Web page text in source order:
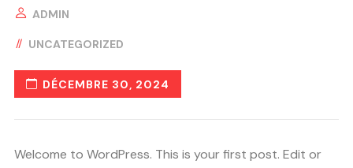
ADMIN
UNCATEGORIZED
DÉCEMBRE 30, 2024
Welcome to WordPress. This is your first post. Edit or